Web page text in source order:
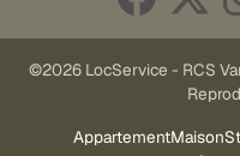
©2026 LocService - RCS
AppartementMaison